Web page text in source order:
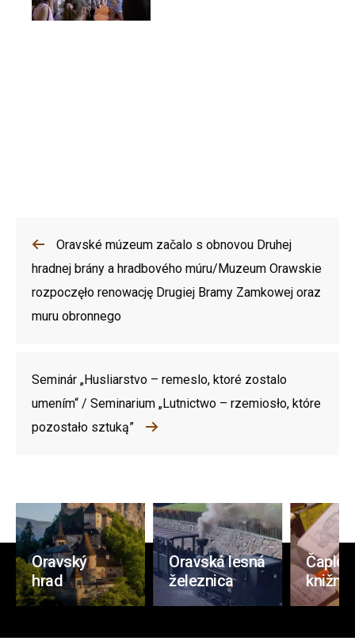
Oravské múzeum začalo s obnovou Druhej
hradnej brány a hradbového múru/Muzeum Orawskie
rozpoczęło renowację Drugiej Bramy Zamkowej oraz
muru obronnego
Seminár „Husliarstvo – remeslo, ktoré zostalo
umením“ / Seminarium „Lutnictwo – rzemiosło, które
pozostało sztuką”
Oravský
hrad
Oravská lesná
železnica